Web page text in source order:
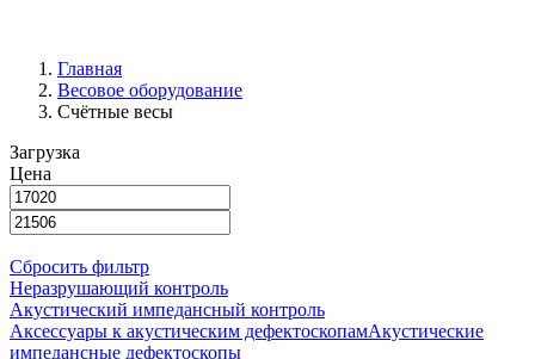
Главная
Весовое оборудование
Счётные весы
Загрузка
Цена
Сбросить фильтр
Неразрушающий контроль
Акустический импедансный контроль
Аксессуары к акустическим дефектоскопамАкустические
импедансные дефектоскопы